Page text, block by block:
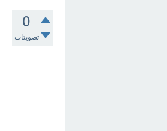
0
تصويتات